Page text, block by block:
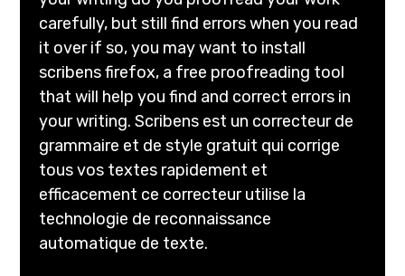
carefully, but still find errors when you read
it over if so, you may want to install
scribens firefox, a free proofreading tool
that will help you find and correct errors in
your writing. Scribens est un correcteur de
grammaire et de style gratuit qui corrige
tous vos textes rapidement et
efficacement ce correcteur utilise la
technologie de reconnaissance
automatique de texte.